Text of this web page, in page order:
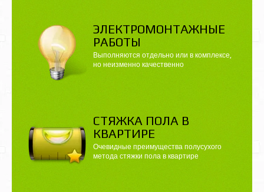
ЭЛЕКТРОМОНТАЖНЫЕ
РАБОТЫ
Выполняются отдельно или в комплексе,
но неизменно качественно
CТЯЖКА ПОЛА В
КВАРТИРЕ
Очевидные преимущества полусухого
метода стяжки пола в квартире